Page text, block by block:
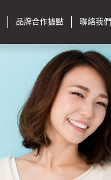
品牌合作據點 聯絡我們